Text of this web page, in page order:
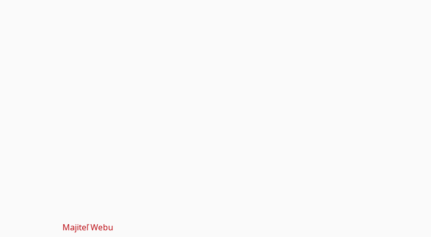
Majiteľ Webu